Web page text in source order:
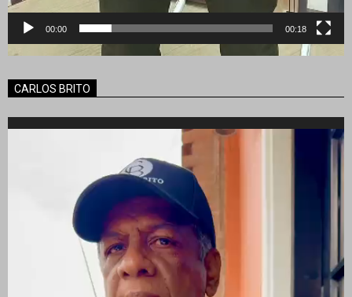
00:00 00:18
CARLOS BRITO
Reproductor